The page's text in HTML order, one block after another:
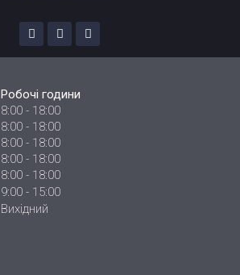
Робочі години
8:00 - 18:00
8:00 - 18:00
8:00 - 18:00
8:00 - 18:00
8:00 - 18:00
9:00 - 15:00
Вихідний